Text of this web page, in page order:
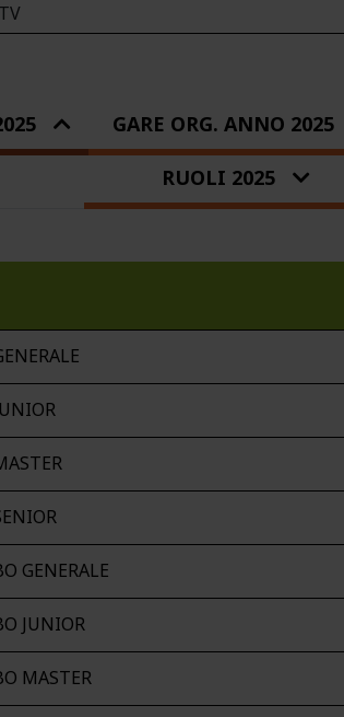
TV
GARE ORG. ANNO 2025
RUOLI 2025
GENERALE
JUNIOR
MASTER